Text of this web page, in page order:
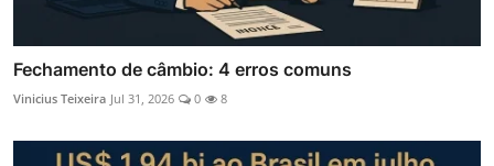
Fechamento de câmbio: 4 erros comuns
Vinicius Teixeira Jul 31, 2026 0 8